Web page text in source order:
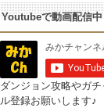
Youtubeで動画配信中
ダンジョン攻略やガ
ル登録お願いします♪